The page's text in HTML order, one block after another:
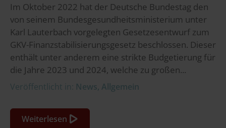
Im Oktober 2022 hat der Deutsche Bundestag den
von seinem Bundesgesundheitsministerium unter
Karl Lauterbach vorgelegten Gesetzesentwurf zum
GKV-Finanzstabilisierungsgesetz beschlossen. Dieser
enthält unter anderem eine strikte Budgetierung für
die Jahre 2023 und 2024, welche zu großen...
Veröffentlicht in: News, Allgemein
Weiterlesen